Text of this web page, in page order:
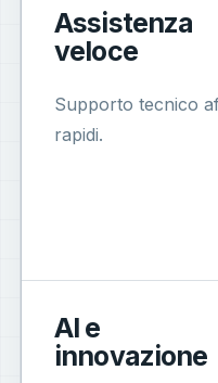
Assistenza
veloce
Supporto tecnico
rapidi.
AI e
innovazione